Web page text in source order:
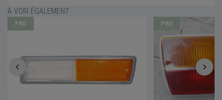
À VOIR ÉGALEMENT
PRO PRO